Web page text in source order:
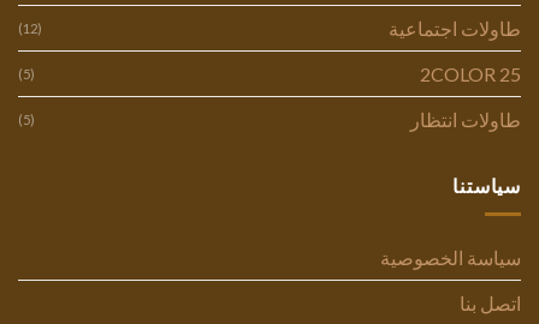
طاولات اجتماعية (12)
2COLOR 25
(5)
طاولات انتظار (5)
سياستنا
سياسة الخصوصية
اتصل بنا